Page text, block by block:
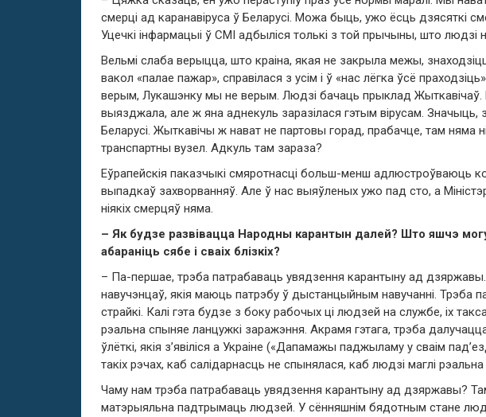
смерці ад каранавіруса ў Беларусі. Можа быць, ужо ёсць дзясяткі
Уцечкі інфармацыі ў СМІ адбыліся толькі з той прычыны, што людзі
Вельмі слаба верыцца, што краіна, якая не закрыла межы,
вакол «палае пажар», справілася з усім і ў «нас лёгка ўсё
верым, Лукашэнку мы не верым. Людзі бачаць прыклад Жыткавічаў.
выязджала, але ж яна аднекуль заразілася гэтым вірусам. Значыць,
Беларусі. Жыткавічы ж нават не партовы горад, прабачце, там няма
транспартны вузел. Адкуль там зараза?
Еўрапейскія паказчыкі смяротнасці больш-менш адлюстроўваюць
выпадкаў захворванняў. Але ў нас выяўленых ужо пад сто, а
ніякіх смерцяў няма.
– Як будзе развівацца Народны карантын далей? Што яшчэ
абараніць сябе і сваіх блізкіх?
– Па-першае, трэба патрабаваць увядзення карантыну ад
навучэнцаў, якія маюць патрэбу ў дыстанцыйным навучанні. Трэба
страйкі. Калі гэта будзе з боку рабочых ці людзей на службе, іх
рэальна спыняе ланцужкі заражэння. Акрамя гэтага, трэба
ўлёткі, якія з’явіліся а Украіне («Дапамажы паджыламу у сваім
такіх рэчах, каб салідарнасць не спынялася, каб людзі маглі
Чаму нам трэба патрабаваць увядзення карантыну ад дзяржавы?
матэрыяльна падтрымаць людзей. У сённяшнім бядотным стане